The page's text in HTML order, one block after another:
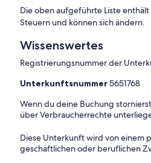
Die oben aufgeführte Liste
Steuern und können sich ändern.
Wissenswertes
Registrierungsnummer der
Unterkunftsnummer5651768
Wenn du deine Buchung
über Verbraucherrechte
Diese Unterkunft wird von einem
geschäftlichen oder beruflichen